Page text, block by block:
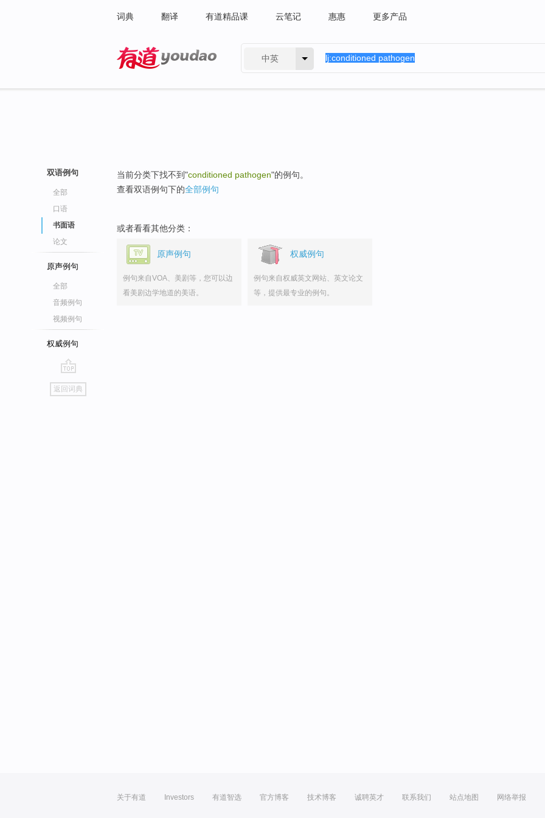
词典 翻译 有道精品课 云笔记 惠惠 更多产品
中英
双语例句
全部
口语
书面语
论文
原声例句
全部
音频例句
视频例句
权威例句
go
top
返回词典
当前分类下找不到"conditioned pathogen"的例句。
查看双语例句下的全部例句
或者看看其他分类：
原声例句
例句来自VOA、美剧等，您可以边
看美剧边学地道的美语。
权威例句
例句来自权威英文网站、英文论文
等，提供最专业的例句。
关于有道 Investors 有道智选 官方博客 技术博客 诚聘英才 联系我们 站点地图 网络举报